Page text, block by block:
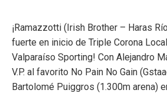
¡Ramazzotti (Irish Brother – Haras
fuerte en inicio de Triple Corona
Valparaíso Sporting! Con Alejandro
V.P. al favorito No Pain No Gain
Bartolomé Puiggros (1.300m arena)